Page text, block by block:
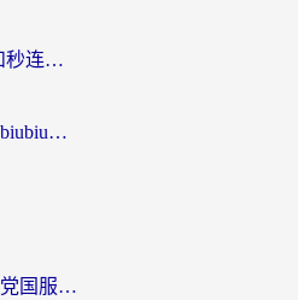
海外党必看：Quickback和秒连好用吗？3步选对回国加速器，无缝刷国内资源
海外党必看：雷神手游和biubiu好用吗？3招选对回国加速器无缝刷国内资源
国外可以玩艾希么？海外党国服游戏畅玩终极指南（附加速器选择秘籍）